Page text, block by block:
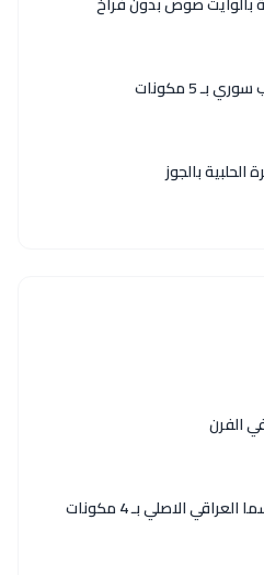
بـ 5 مكونات
بالجوز
الفرن
الاصلي بـ 4 مكونات